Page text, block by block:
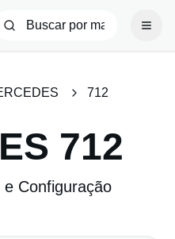
712
712
Configuração